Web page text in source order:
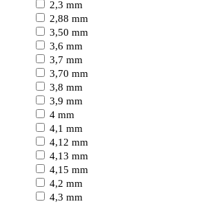
2,3 mm
2,88 mm
3,50 mm
3,6 mm
3,7 mm
3,70 mm
3,8 mm
3,9 mm
4 mm
4,1 mm
4,12 mm
4,13 mm
4,15 mm
4,2 mm
4,3 mm